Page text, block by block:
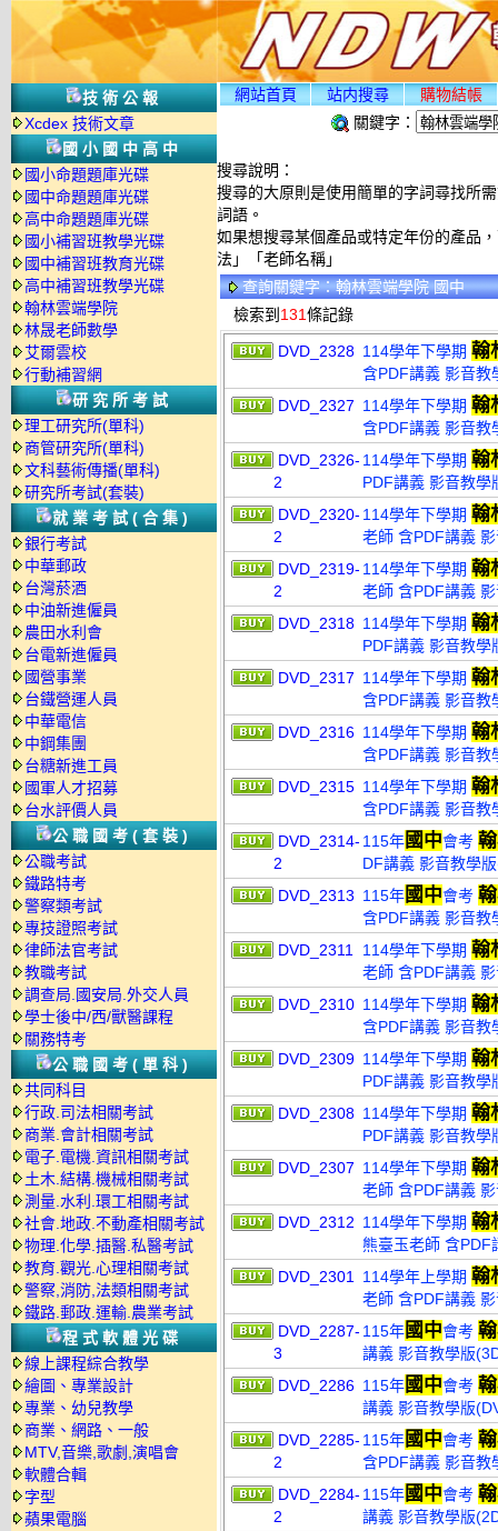
技術公報
Xcdex 技術文章
國小國中高中
國小命題題庫光碟
國中命題題庫光碟
高中命題題庫光碟
國小補習班教學光碟
國中補習班教育光碟
高中補習班教學光碟
翰林雲端學院
林晟老師數學
艾爾雲校
行動補習網
研究所考試
理工研究所(單科)
商管研究所(單科)
文科藝術傳播(單科)
研究所考試(套裝)
就業考試(合集)
銀行考試
中華郵政
台灣菸酒
中油新進僱員
農田水利會
台電新進僱員
國營事業
台鐵營運人員
中華電信
中鋼集團
台糖新進工員
國軍人才招募
台水評價人員
公職國考(套裝)
公職考試
鐵路特考
警察類考試
專技證照考試
律師法官考試
教職考試
調查局.國安局.外交人員
學士後中/西/獸醫課程
關務特考
公職國考(單科)
共同科目
行政.司法相關考試
商業.會計相關考試
電子.電機.資訊相關考試
土木.結構.機械相關考試
測量.水利.環工相關考試
社會.地政.不動產相關考試
物理.化學.插醫.私醫考試
教育.觀光.心理相關考試
警察,消防,法類相關考試
鐵路.郵政.運輸.農業考試
程式軟體光碟
線上課程綜合教學
繪圖、專業設計
專業、幼兒教學
商業、網路、一般
MTV,音樂,歌劇,演唱會
軟體合輯
字型
蘋果電腦
網站首頁 站内搜尋
購物結帳
關鍵字：
搜尋說明：
搜尋的大原則是使用簡單的字詞尋找所
詞語。
如果想搜尋某個產品或特定年份的產品
法」「老師名稱」
查詢關鍵字：翰林雲端學院 國中
檢索到 131條記錄
DVD_2328 114學年下學期 翰
含PDF講義 影音教
DVD_2327 114學年下學期 翰
含PDF講義 影音教
DVD_2326-
2
114學年下學期 翰
PDF講義 影音教學
DVD_2320-
2
114學年下學期 翰
老師 含PDF講義
DVD_2319-
2
114學年下學期 翰
老師 含PDF講義
DVD_2318 114學年下學期 翰
PDF講義 影音教學
DVD_2317 114學年下學期 翰
含PDF講義 影音教
DVD_2316 114學年下學期 翰
含PDF講義 影音教
DVD_2315 114學年下學期 翰
含PDF講義 影音教
DVD_2314-
2
115年國中會考
DF講義 影音教學
DVD_2313 115年國中會考
含PDF講義 影音教
DVD_2311
114學年下學期 翰
老師 含PDF講義
DVD_2310 114學年下學期 翰
含PDF講義 影音教
DVD_2309 114學年下學期 翰
PDF講義 影音教學
DVD_2308 114學年下學期 翰
PDF講義 影音教學
DVD_2307 114學年下學期 翰
老師 含PDF講義
DVD_2312 114學年下學期 翰
熊臺玉老師 含PDF
DVD_2301
114學年上學期 翰
老師 含PDF講義
DVD_2287-
3
115年國中會考
講義 影音教學版
DVD_2286 115年國中會考
講義 影音教學版
DVD_2285-
2
115年國中會考
含PDF講義 影音教
DVD_2284-
2
115年國中會考
講義 影音教學版